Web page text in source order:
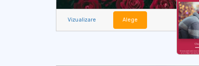
Vizualizare Alege